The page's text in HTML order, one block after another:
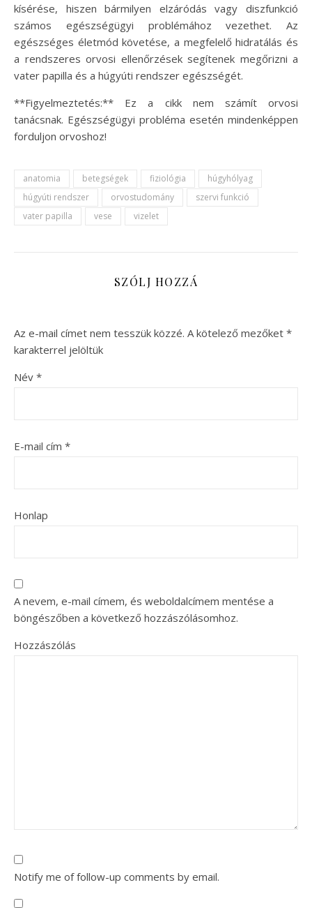
kísérése, hiszen bármilyen elzáródás vagy diszfunkció
számos egészségügyi problémához vezethet. Az
egészséges életmód követése, a megfelelő hidratálás és
a rendszeres orvosi ellenőrzések segítenek megőrizni a
vater papilla és a húgyúti rendszer egészségét.
**Figyelmeztetés:** Ez a cikk nem számít orvosi
tanácsnak. Egészségügyi probléma esetén mindenképpen
forduljon orvoshoz!
anatomia betegségek fiziológia
húgyhólyag
húgyúti rendszer
orvostudomány
szervi funkció
vater papilla
vese vizelet
SZÓLJ HOZZÁ
Az e-mail címet nem tesszük közzé. A kötelező mezőket *
karakterrel jelöltük
Név *
E-mail cím *
Honlap
A nevem, e-mail címem, és weboldalcímem mentése a
böngészőben a következő hozzászólásomhoz.
Hozzászólás
Notify me of follow-up comments by email.